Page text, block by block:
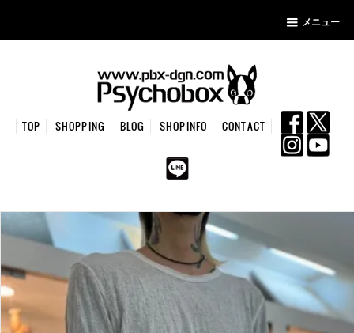
メニュー
TOP SHOPPING BLOG SHOPINFO CONTACT